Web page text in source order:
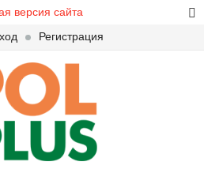
версия сайта
Регистрация